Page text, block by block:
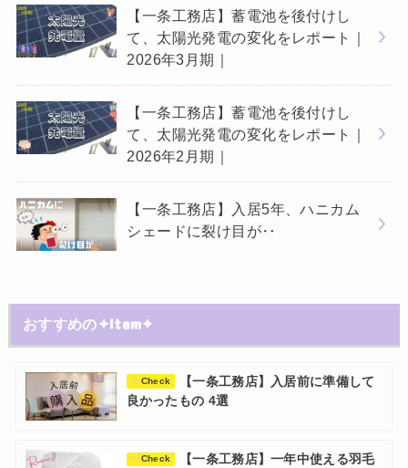
【一条工務店】蓄電池を後付けし
て、太陽光発電の変化をレポート｜
2026年3月期｜
【一条工務店】蓄電池を後付けし
て、太陽光発電の変化をレポート｜
2026年2月期｜
【一条工務店】入居5年、ハニカム
シェードに裂け目が‥
おすすめの✦Item✦
Check
【一条工務店】入居前に準備して
良かったもの 4選
Check
【一条工務店】一年中使える羽毛